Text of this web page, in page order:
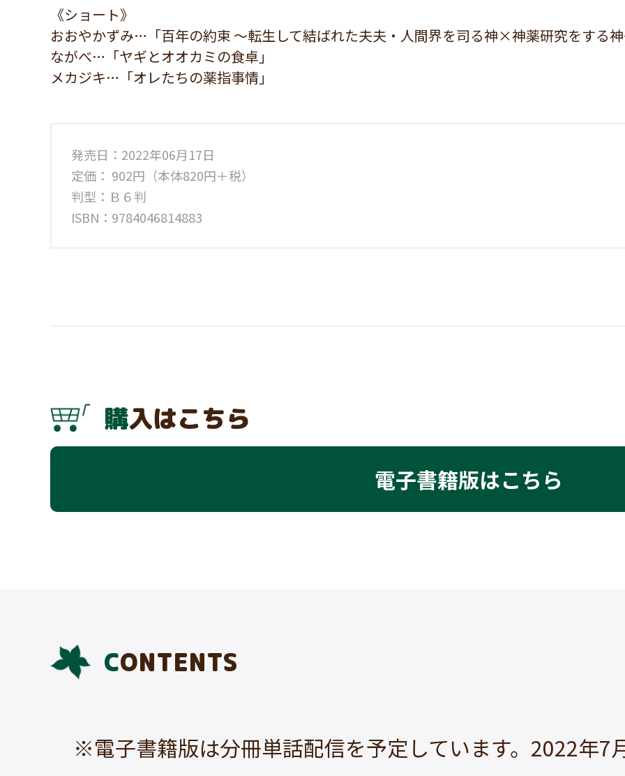
《ショート》
おおやかずみ…「百年の約束 ～転生して結ばれた夫夫・人間界を司る神×神薬研究をする
ながべ…「ヤギとオオカミの食卓」
メカジキ…「オレたちの薬指事情」
発売日：2022年06月17日
定価： 902円（本体820円＋税）
判型：Ｂ６判
ISBN：9784046814883
購入はこちら
電子書籍版はこちら
CONTENTS
※電子書籍版は分冊単話配信を予定しています。2022年7